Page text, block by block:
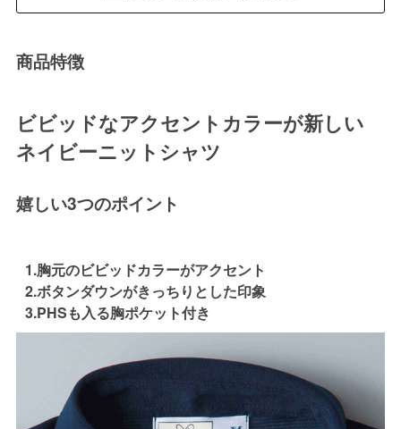
商品特徴
ビビッドなアクセントカラーが新しい
ネイビーニットシャツ
嬉しい3つのポイント
1.胸元のビビッドカラーがアクセント
2.ボタンダウンがきっちりとした印象
3.PHSも入る胸ポケット付き